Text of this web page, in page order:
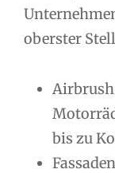
oberster
bis zu